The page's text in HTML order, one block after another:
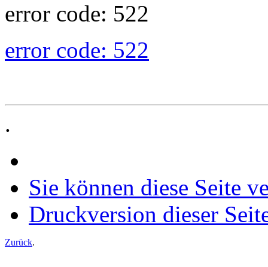
error code: 522
error code: 522
.
Sie können diese Seite
Druckversion dieser
Zurück.